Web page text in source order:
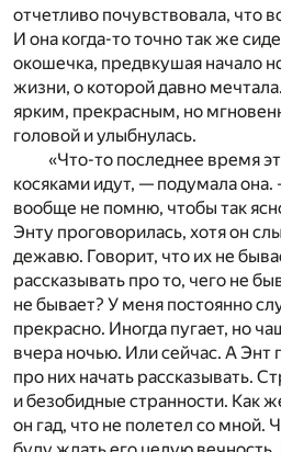
отчетливо почувствовала, что
И она когда-то точно так же
окошечка, предвкушая начало
жизни, о которой давно
ярким, прекрасным, но
головой и улыбнулась.
«Что-то последнее время
косяками идут, — подумала
вообще не помню, чтобы так
Энту проговорилась, хотя он
дежавю. Говорит, что их не
рассказывать про то, чего не
не бывает? У меня постоянно
прекрасно. Иногда пугает, но
вчера ночью. Или сейчас. А Энт
про них начать рассказывать.
и безобидные странности. Как
он гад, что не полетел со мной.